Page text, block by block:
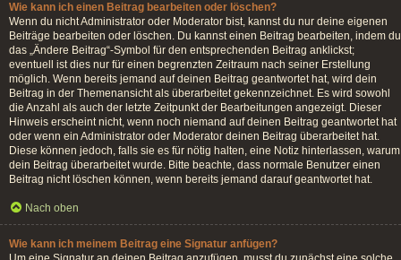
Wie kann ich einen Beitrag bearbeiten oder löschen?
Wenn du nicht Administrator oder Moderator bist, kannst du nur deine eigenen
Beiträge bearbeiten oder löschen. Du kannst einen Beitrag bearbeiten, indem du
das „Ändere Beitrag“-Symbol für den entsprechenden Beitrag anklickst;
eventuell ist dies nur für einen begrenzten Zeitraum nach seiner Erstellung
möglich. Wenn bereits jemand auf deinen Beitrag geantwortet hat, wird dein
Beitrag in der Themenansicht als überarbeitet gekennzeichnet. Es wird sowohl
die Anzahl als auch der letzte Zeitpunkt der Bearbeitungen angezeigt. Dieser
Hinweis erscheint nicht, wenn noch niemand auf deinen Beitrag geantwortet hat
oder wenn ein Administrator oder Moderator deinen Beitrag überarbeitet hat.
Diese können jedoch, falls sie es für nötig halten, eine Notiz hinterlassen, warum
dein Beitrag überarbeitet wurde. Bitte beachte, dass normale Benutzer einen
Beitrag nicht löschen können, wenn bereits jemand darauf geantwortet hat.
Nach oben
Wie kann ich meinem Beitrag eine Signatur anfügen?